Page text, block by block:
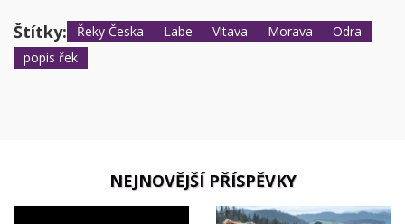
vodám, které jsou teplejší. V zimě je na řekách méně lidí, ale
mnoho rybářů se vrací - zvláště k rybáření na pstruhy a kapry.
Štítky: Řeky Česka Labe Vltava Morava
Odra
popis řek
NEJNOVĚJŠÍ PŘÍSPĚVKY